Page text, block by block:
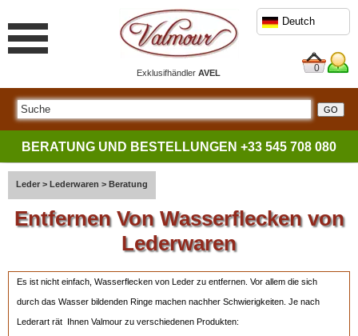
ExklusifhändlerAVEL
Deutch
0
BERATUNG UND BESTELLUNGEN +33 545 708 080
Leder > Lederwaren > Beratung
Entfernen Von Wasserflecken von
Lederwaren
Es ist nicht einfach, Wasserflecken von Leder zu entfernen. Vor allem die sich
durch das Wasser bildenden Ringe machen nachher Schwierigkeiten. Je nach
Lederart rät Ihnen Valmour zu verschiedenen Produkten: